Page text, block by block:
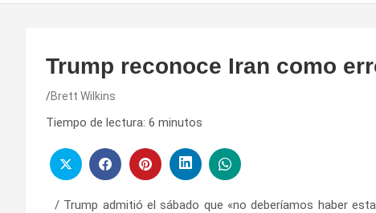
Trump reconoce Iran como
Brett Wilkins
Tiempo de lectura: 6 minutos
/ Trump admitió el sábado que «no deberíamos haber